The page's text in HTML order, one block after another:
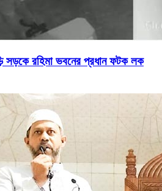
সড়কে রহিমা ভবনের প্রধান ফটক লক